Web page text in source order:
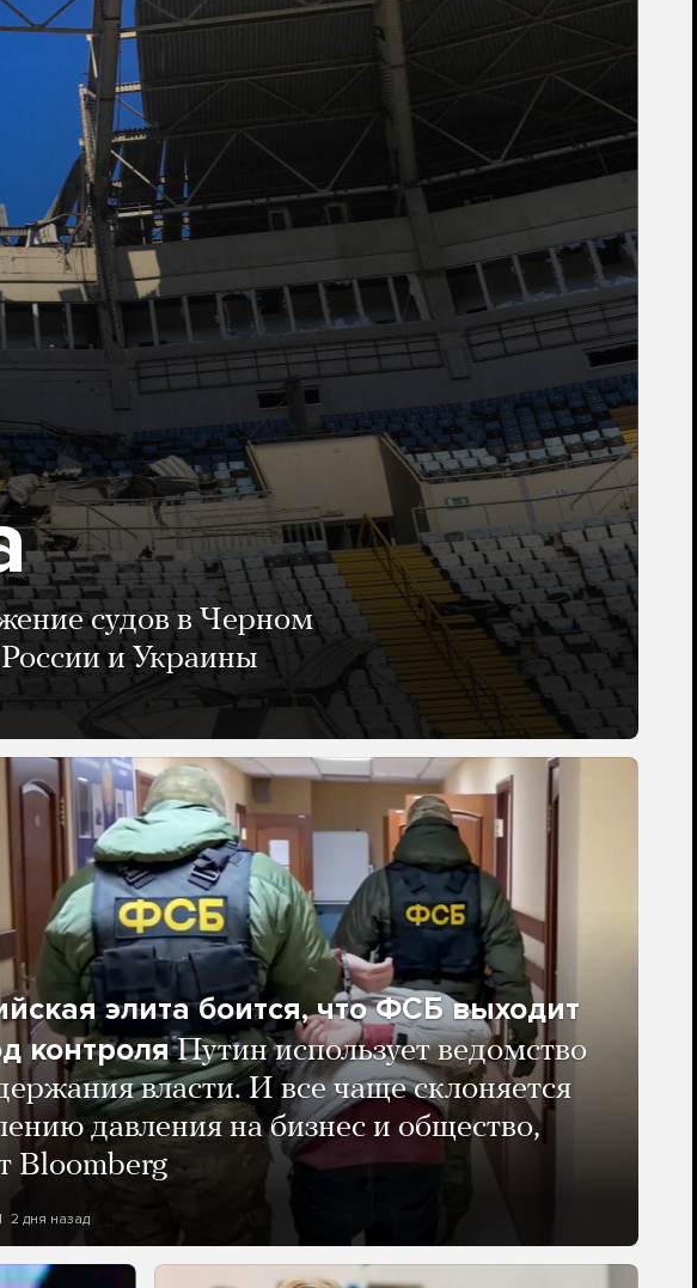
судов в Черном
и Украины
элита боится, что ФСБ выходит
контроля Путин использует ведомство
власти. И все чаще склоняется
давления на бизнес и общество,
Bloomberg
2 дня назад